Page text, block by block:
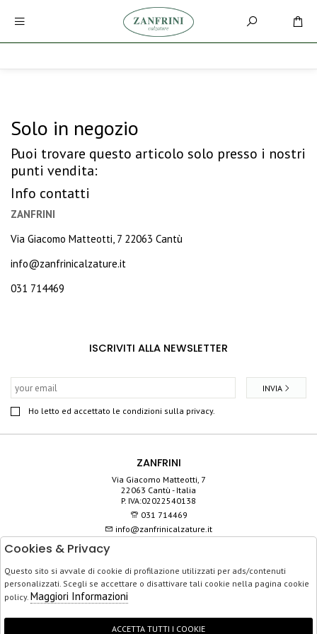
Solo in negozio
Puoi trovare questo articolo solo presso i nostri
punti vendita:
Info contatti
ZANFRINI
Via Giacomo Matteotti, 7 22063 Cantù
info@zanfrinicalzature.it
031 714469
ISCRIVITI ALLA NEWSLETTER
Ho letto ed accettato le condizioni sulla privacy.
INVIA
ZANFRINI
Via Giacomo Matteotti, 7
22063 Cantù - Italia
P. IVA:02022540138
031 714469
info@zanfrinicalzature.it
SERVIZIO CLIENTI
ACQUISTO SICURO
Cookies & Privacy
Questo sito si avvale di cookie di profilazione utilizzati per ads/contenuti
personalizzati. Scegli se accettare o disattivare tali cookie nella pagina cookie
policy. Maggiori Informazioni
ACCETTA TUTTI I COOKIE